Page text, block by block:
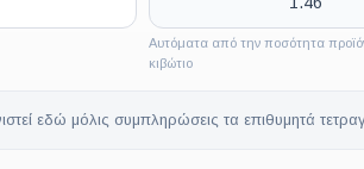
Αυτόματα από την ποσότητα
κιβώτιο
εδώ μόλις συμπληρώσεις τα επιθυμητά